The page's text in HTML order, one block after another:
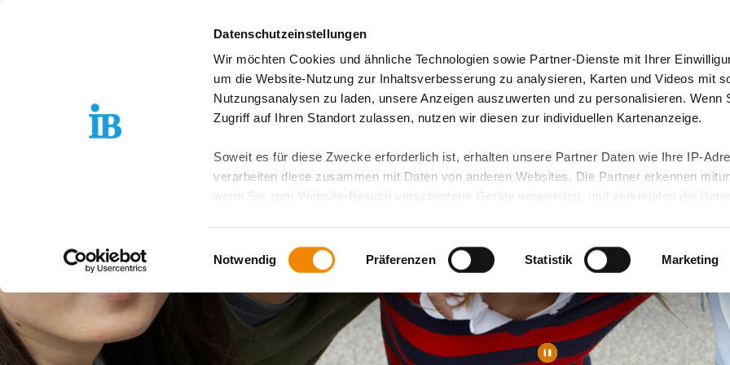
Datenschutzeinstellungen
Wir möchten Cookies und ähnliche Technologien sowie Partner-Dienste mit Ihrer
um die Website-Nutzung zur Inhaltsverbesserung zu analysieren, Karten und Videos mit
Nutzungsanalysen zu laden, unsere Anzeigen auszuwerten und zu personalisieren. Wenn
Zugriff auf Ihren Standort zulassen, nutzen wir diesen zur individuellen Kartenanzeige.
Soweit es für diese Zwecke erforderlich ist, erhalten unsere Partner Daten wie Ihre IP-
verarbeiten diese zusammen mit Daten von anderen Websites. Die Partner erkennen
wenn Sie zum Website-Besuch verschiedene Geräte verwenden, und verknüpfen die Daten
ausgeschlossen werden. Dort ist kein der EU gleichwertiges Datenschutzniveau
zusätzlichen Risiken für Ihre Daten führen kann.
Weitere Details finden Sie in unserenDatenschutzhinweisenund in unsererCookie-
Sie möchten, dass alle Website-Funktionen für diese Zwecke aktiviert sind, müssen Sie
Kategorien auswählen. Sie können mittels nachfolgender Buttons über Ihre Einwilligung für
Zwecke entscheiden und Ihre erteilte Einwilligung stets für die Zukunft widerrufen. Bitte
Einwilligungsauswahl
Notwendig Präferenzen Statistik Marketing
IB Südwest entdecken
Video-Blog & Presse Freie Jobs & mehr